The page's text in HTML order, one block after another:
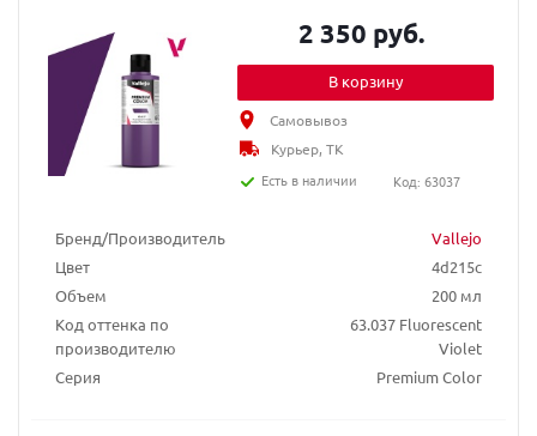
Бренд/Производитель
Vallejo
Цвет
4d215c
Объем
200 мл
Код оттенка по
производителю
63.037 Fluorescent
Violet
Серия
Premium Color
2 350 руб.
В корзину
Самовывоз
Курьер, ТК
Есть в наличии
Код: 63037